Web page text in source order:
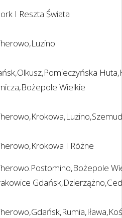
I Reszta Świata
Wielkie
I Różne